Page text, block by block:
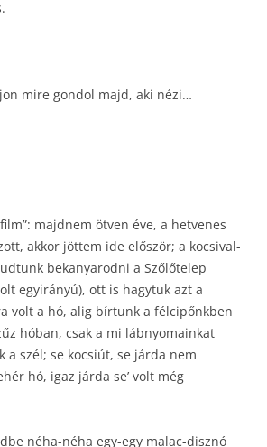
mire gondol majd, aki nézi…
majdnem ötven éve, a hetvenes
akkor jöttem ide először; a kocsival-
bekanyarodni a Szőlőtelep
egyirányú), ott is hagytuk azt a
volt a hó, alig bírtunk a félcipőnkben
hóban, csak a mi lábnyomainkat
szél; se kocsiút, se járda nem
hó, igaz járda se’ volt még
néha-néha egy-egy malac-disznó